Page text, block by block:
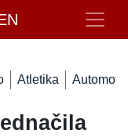
Atletika Automoto